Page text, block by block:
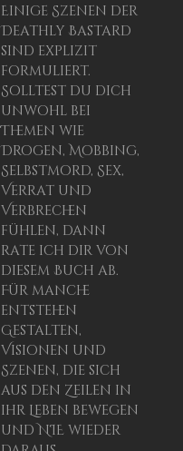
Einige Szenen der
Deathly Bastard
sind explizit
formuliert.
Solltest du dich
unwohl bei
Themen wie
Drogen, Mobbing,
Selbstmord, Sex,
Verrat und
Verbrechen
fühlen, dann
rate ich dir von
diesem Buch ab.
Für manche
entstehen
Gestalten,
Visionen und
Szenen, die sich
aus den Zeilen in
ihr Leben bewegen
und NIE wieder